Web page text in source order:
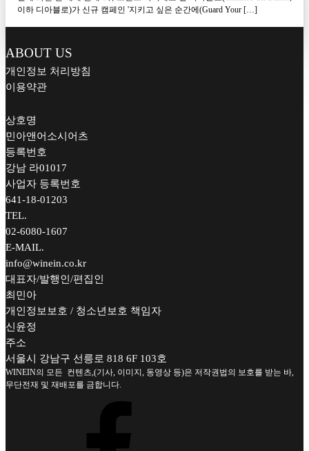
이하 디아블로)가 신규 캠페인 '지키고 싶은 순간에(Guard Your […]
ABOUT US
개인정보 처리방침
이용약관
상호명
민아앤어소시어츠
등록번호
강남 라01017
사업자 등록번호
641-18-01203
TEL.
02-6080-1607
E-MAIL.
info@winein.co.kr
대표자/발행인/편집인
최민아
개인정보보호 / 청소년보호 책임자
신윤정
주소
서울시 강남구 선릉로 818 6F 103호
WINEIN의 모든 컨텐츠,(기사, 이미지, 동영상 등)은 저작권법의 보호를 받는 바,
무단전재 및 재배포를 금합니다.